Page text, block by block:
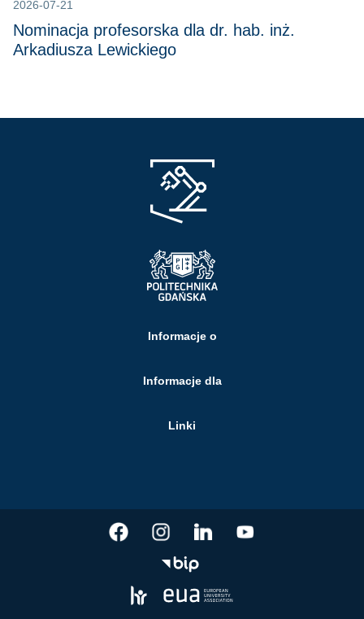
2026-07-21
Nominacja profesorska dla dr. hab. inż.
Arkadiusza Lewickiego
Informacje o
Informacje dla
Linki